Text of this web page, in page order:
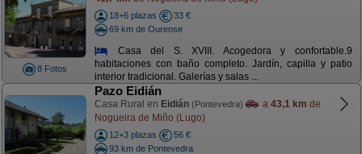
8 Fotos
18+6 plazas
33 €
69 km de Ourense
Casa del S. XVIII. Acogedora y confortable.9
habitaciones con baño completo. Jardín, capilla y patio
interior tradicional. Galerías y salas ...
Pazo Eidián
Casa Rural en Eidián (Pontevedra) a 43,1 km de
Nogueira de Miño (Lugo)
12+3 plazas
56 €
93 km de Pontevedra